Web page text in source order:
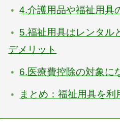
4.介護用品や福祉用具
5.福祉用具はレンタル
デメリット
6.医療費控除の対象に
まとめ：福祉用具を